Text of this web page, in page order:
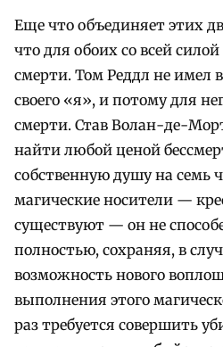
Еще что объединяет этих
что для обоих со всей
смерти. Том Реддл не имел
своего «я», и потому для
смерти. Став Волан-де-
найти любой ценой
собственную душу на семь
магические носители —
существуют — он не
полностью, сохраняя, в
возможность нового
выполнения этого
раз требуется совершить